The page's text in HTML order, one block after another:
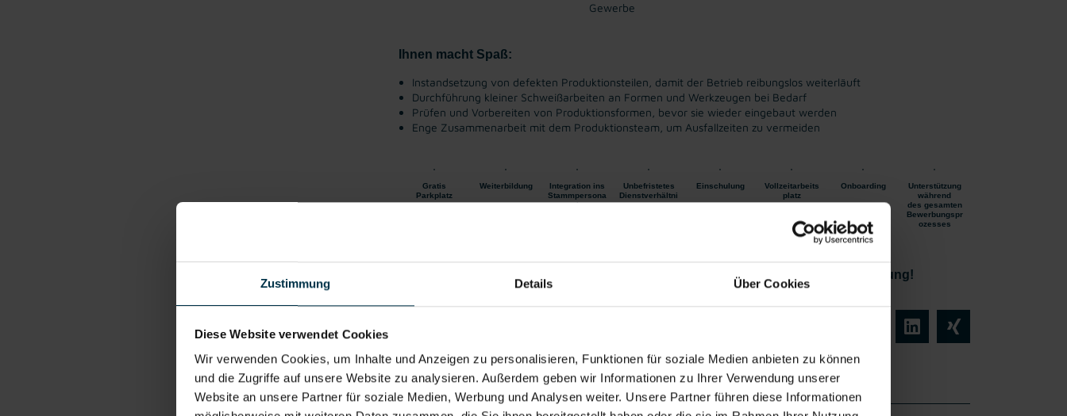
Zustimmung Details Über Cookies
Diese Website verwendet Cookies
Wir verwenden Cookies, um Inhalte und Anzeigen zu personalisieren, Funktionen für soziale Medien anbieten zu können
und die Zugriffe auf unsere Website zu analysieren. Außerdem geben wir Informationen zu Ihrer Verwendung unserer
Website an unsere Partner für soziale Medien, Werbung und Analysen weiter. Unsere Partner führen diese Informationen
Gewerbe
Ihnen macht Spaß:
Instandsetzung von defekten Produktionsteilen, damit der Betrieb reibungslos weiterläuft
Durchführung kleiner Schweißarbeiten an Formen und Werkzeugen bei Bedarf
Prüfen und Vorbereiten von Produktionsformen, bevor sie wieder eingebaut werden
Enge Zusammenarbeit mit dem Produktionsteam, um Ausfallzeiten zu vermeiden
Gratis
Parkplatz
Weiterbildung
Integration ins
Stammpersona
l
Unbefristetes
Dienstverhältni
s
Einschulung
Vollzeitarbeits
platz
Onboarding
Unterstützung
während
des gesamten
Bewerbungspr
ozesses
Bei Fragen stehen wir Ihnen gerne zur Verfügung. Wir freuen uns auf Ihre Bewerbung!
Details zu diesem Job anzeigen